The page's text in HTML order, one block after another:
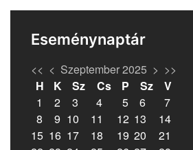
Eseménynaptár
<< < Szeptember 2025 > >>
H
K Sz Cs P Sz
V
1
2 3 4 5 6
7
8
9 10 11 12 13
14
15 16 17 18 19 20
21